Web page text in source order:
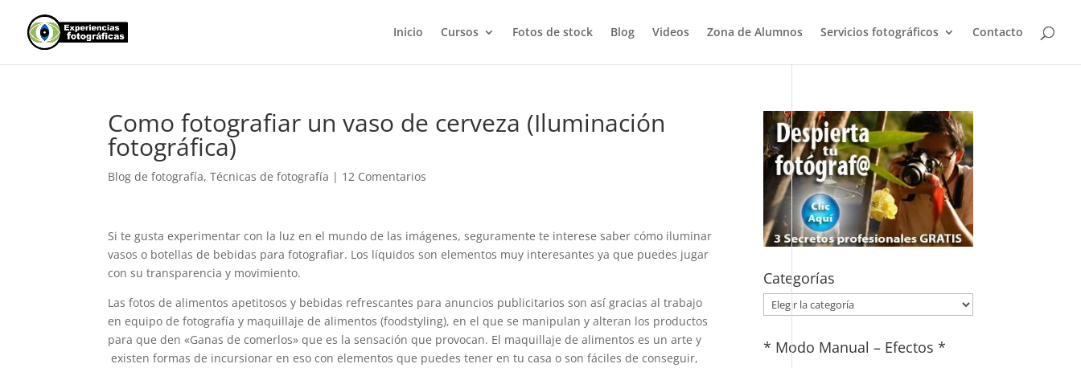
Inicio Cursos Fotos de stock Blog Videos Zona de Alumnos Servicios fotográficos Contacto
Como fotografiar un vaso de cerveza (Iluminación
fotográfica)
Blog de fotografía,Técnicas de fotografía | 12 Comentarios
Si te gusta experimentar con la luz en el mundo de las imágenes, seguramente te interese saber cómo iluminar
vasos o botellas de bebidas para fotografiar. Los líquidos son elementos muy interesantes ya que puedes jugar
con su transparencia y movimiento.
Las fotos de alimentos apetitosos y bebidas refrescantes para anuncios publicitarios son así gracias al trabajo
en equipo de fotografía y maquillaje de alimentos (foodstyling), en el que se manipulan y alteran los productos
para que den «Ganas de comerlos» que es la sensación que provocan. El maquillaje de alimentos es un arte y
existen formas de incursionar en eso con elementos que puedes tener en tu casa o son fáciles de conseguir,
Categorías
Categorías
* Modo Manual – Efectos *